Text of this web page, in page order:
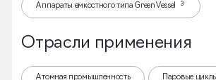
Аппараты емкостного типа GreenVessel 3
Отрасли применения
Атомная промышленность Паровые